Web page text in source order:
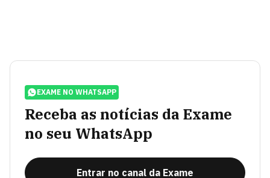
EXAME NO WHATSAPP
Receba as notícias da Exame
no seu WhatsApp
Entrar no canal da Exame